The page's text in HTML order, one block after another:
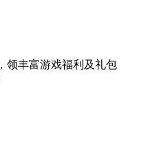
，领丰富游戏福利 及礼包